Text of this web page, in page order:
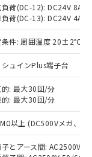
荷(DC-12): DC24V 8A/
負荷(DC-13): DC24V 4A/
条件: 周囲温度 20±2℃、
シュインPlus端子台
的: 最大30回/分
的: 最大30回/分
以上 (DC500Vメガ、点
子とアース間: AC2500V
事業取扱
準価格
もので
中には、
品もある
結果は、
社内デー
あり、閲
ことをご
物質）の
確認中の
物で、有
。
として
合などや
下、 カド
ビフェニル
国RoHSの
。
RoHSの
。
へお問
ち、外国
る商品
）を輸出
は、日本
取引許
続きを